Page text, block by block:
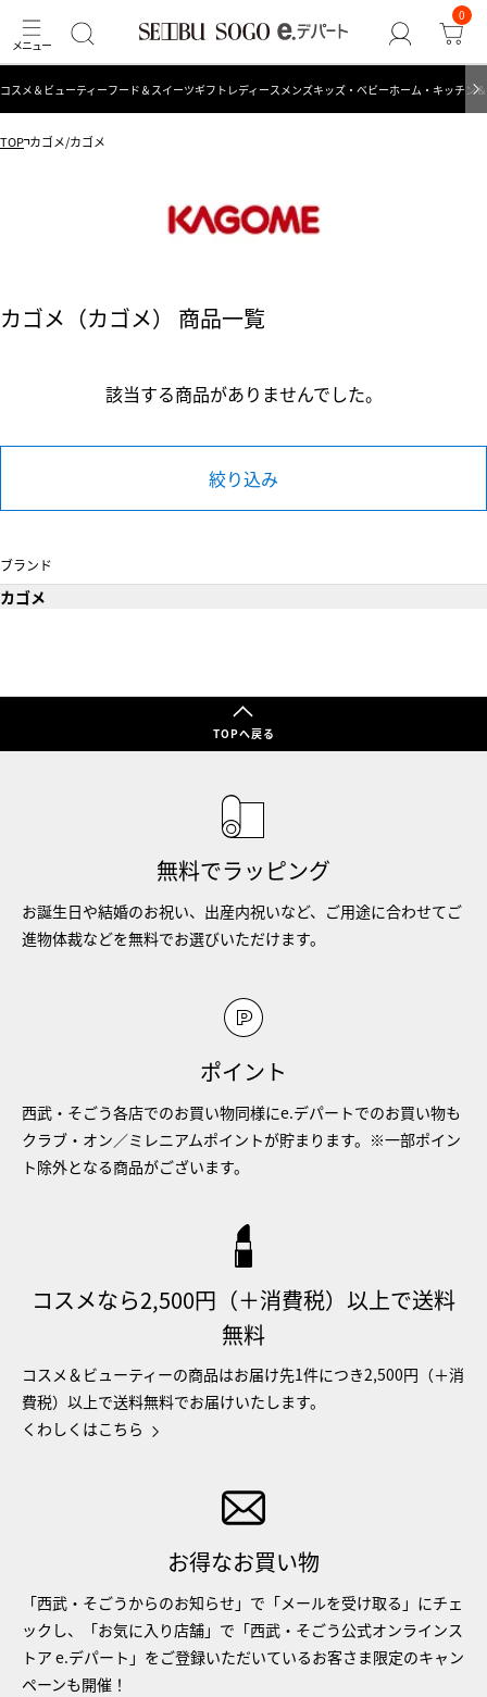
0
コスメ＆ビューティーフード＆スイーツギフト レディース メンズキッズ・ベビーホーム・キッチン
TOP カゴメ/カゴメ
カゴメ（カゴメ） 商品一覧
該当する商品がありませんでした。
絞り込み
ブランド
カゴメ
TOPへ戻る
無料でラッピング
お誕生日や結婚のお祝い、出産内祝いなど、ご用途に合わせてご
進物体裁などを無料でお選びいただけます。
ポイント
西武・そごう各店でのお買い物同様にe.デパートでのお買い物も
クラブ・オン／ミレニアムポイントが貯まります。※一部ポイン
ト除外となる商品がございます。
コスメなら2,500円（＋消費税）以上で送料
無料
コスメ＆ビューティーの商品はお届け先1件につき2,500円（＋消
費税）以上で送料無料でお届けいたします。
くわしくはこちら
お得なお買い物
「西武・そごうからのお知らせ」で「メールを受け取る」にチェ
ックし、「お気に入り店舗」で「西武・そごう公式オンラインス
トア e.デパート」をご登録いただいているお客さま限定のキャン
ペーンも開催！